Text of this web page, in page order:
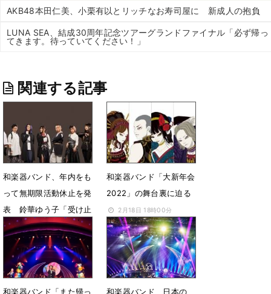
AKB48本田仁美、小栗有以とリッチなお寿司屋に 新成人の抱負
LUNA SEA、結成30周年記念ツアーグランドファイナル「必ず帰っ
てきます。待っていてください！」
関連する記事
和楽器バンド、年内をも
って無期限活動休止を発
表 鈴華ゆう子「受け止
めていただけたら」
1月8日 07時00分
和楽器バンド「大新年会
2022」の舞台裏に迫る
2月18日 18時00分
和楽器バンド「また帰っ 和楽器バンド、日本の